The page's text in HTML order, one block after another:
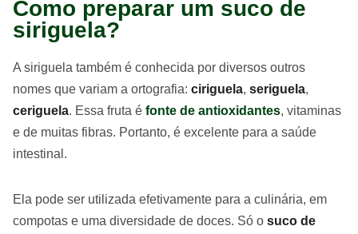
Como preparar um suco de
siriguela?
A siriguela também é conhecida por diversos outros
nomes que variam a ortografia: ciriguela, seriguela,
ceriguela. Essa fruta é fonte de antioxidantes, vitaminas
e de muitas fibras. Portanto, é excelente para a saúde
intestinal.
Ela pode ser utilizada efetivamente para a culinária, em
compotas e uma diversidade de doces. Só o suco de